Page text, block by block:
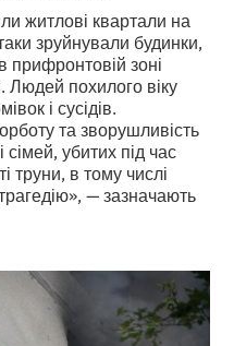
житлові квартали на
зруйнували будинки,
прифронтовій зоні
Людей похилого віку
і сусідів.
та зворушливість
сімей, убитих під час
труни, в тому числі
— зазначають